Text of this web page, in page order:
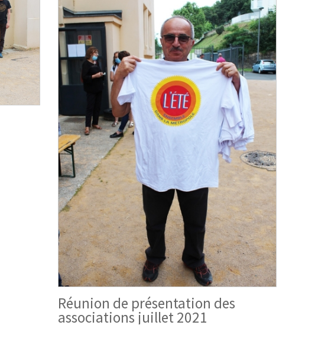
Réunion de présentation des
associations juillet 2021